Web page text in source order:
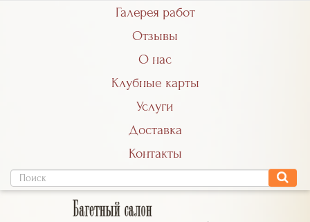
Галерея работ
Отзывы
О нас
Клубные карты
Услуги
Доставка
Контакты